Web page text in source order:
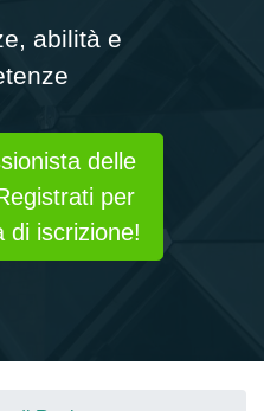
abilità e
delle
per
di iscrizione!